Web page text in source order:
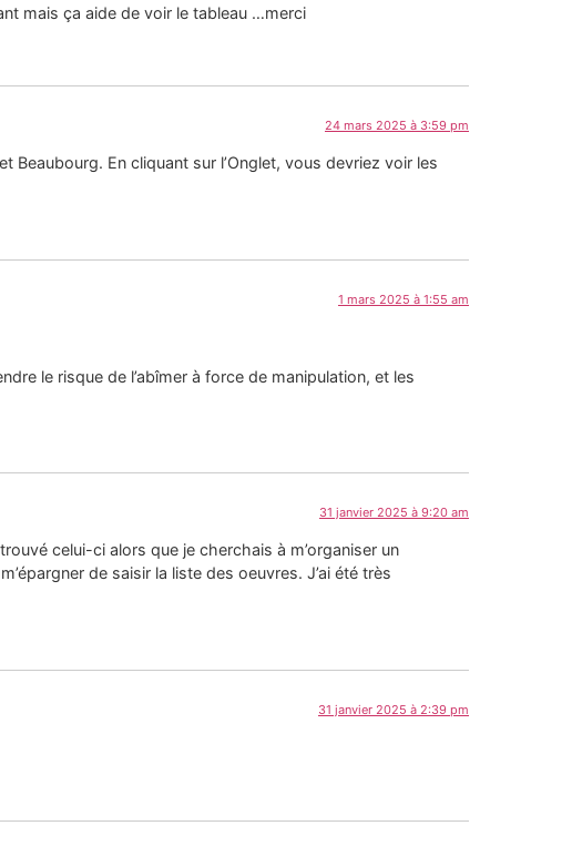
mais ça aide de voir le tableau …merci
24 mars 2025 à 3:59 pm
En cliquant sur l’Onglet, vous devriez voir les
1 mars 2025 à 1:55 am
le risque de l’abîmer à force de manipulation, et les
31 janvier 2025 à 9:20 am
celui-ci alors que je cherchais à m’organiser un
de saisir la liste des oeuvres. J’ai été très
31 janvier 2025 à 2:39 pm